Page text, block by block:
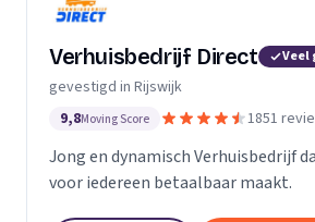
Verhuisbedrijf Direct Veel
gevestigd in Rijswijk
9,8Moving Score 1851
Jong en dynamisch Verhuisbedrijf
voor iedereen betaalbaar maakt.